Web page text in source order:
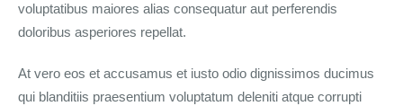
voluptatibus maiores alias consequatur aut perferendis
doloribus asperiores repellat.
At vero eos et accusamus et iusto odio dignissimos ducimus
qui blanditiis praesentium voluptatum deleniti atque corrupti